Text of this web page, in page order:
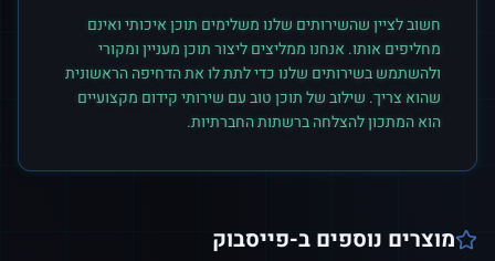
חשוב לציין שהשירותים שלנו משלימים תוכן איכותי ואינם
מחליפים אותו. אנחנו ממליצים ליצור תוכן מעניין ומקורי
ולהשתמש בשירותים שלנו כדי לתת לו את הדחיפה הראשונית
שהוא צריך. שילוב של תוכן טוב עם שירותי קידום מקצועיים
הוא המתכון להצלחה ברשתות החברתיות.
מוצרים נוספים ב-פייסבוק